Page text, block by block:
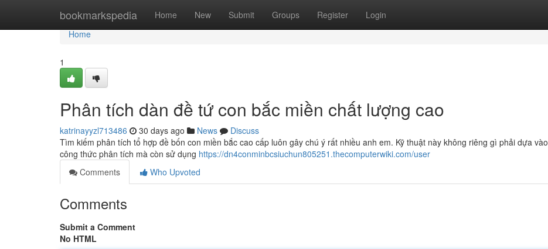
bookmarkspedia Home New Submit Groups Register Login
Home
Home
1
Phân tích dàn đề tứ con bắc miền chất lượng cao
katrinayyzl713486 30 days ago News
Discuss
Tìm kiếm phân tích tổ hợp đề bốn con miền bắc cao cấp luôn gây chú ý rất nhiều anh em. Kỹ thuật này không riêng gì phải dựa vào
công thức phân tích mà còn sử dụng https://dn4conminbcsiuchun805251.thecomputerwiki.com/user
Comments
Who Upvoted
Comments
Submit a Comment
No HTML